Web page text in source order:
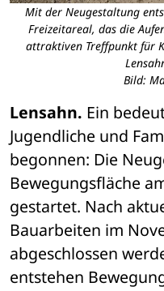
Mit der Neugestaltung
Freizeitareal, das die
attraktiven Treffpunkt für
Bild:
Lensahn. Ein
Jugendliche und
begonnen: Die
Bewegungsfläche
gestartet. Nach
Bauarbeiten im
abgeschlossen
entstehen